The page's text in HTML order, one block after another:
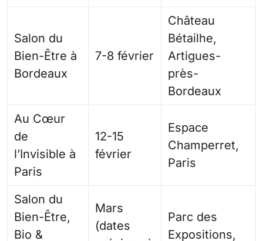
Salon du
Bien-Être à
Bordeaux
7-8 février
Château
Bétailhe,
Artigues-
près-
Bordeaux
Au Cœur
de
l’Invisible à
Paris
12-15
février
Espace
Champerret,
Paris
Salon du
Bien-Être,
Bio &
Mars
(dates
Parc des
Expositions,